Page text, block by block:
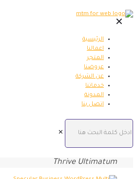
✕
الرئيسية
اعمالنا
المتجر
عروضنا
عن الشركة
خدماتنا
المدونة
اتصل بنا
✕
Thrive Ultimatum